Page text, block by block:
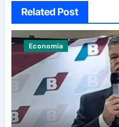
Related Post
Economía